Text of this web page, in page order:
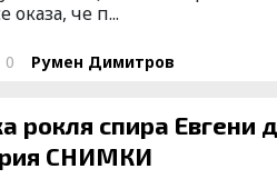
оказа, че п...
0 Румен Димитров
рокля спира Евгени
СНИМКИ